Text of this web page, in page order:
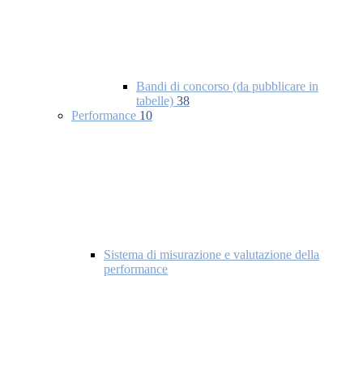
Bandi di concorso (da pubblicare in
tabelle) 38
Performance 10
Sistema di misurazione e valutazione della
performance